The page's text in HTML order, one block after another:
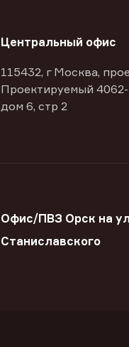
Центральный офис
115432, г Москва,
Проектируемый 4062-
дом 6, стр 2
Офис/ПВЗ Орск на
Станиславского